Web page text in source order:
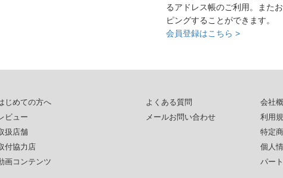
るアドレス帳のご利用。また
ピングすることができます。
会員登録はこちら >
じめての方へ
ビュー
扱店舗
付協力店
画コンテンツ
よくある質問
メールお問い合わせ
会社
利用
特定
個人
パー